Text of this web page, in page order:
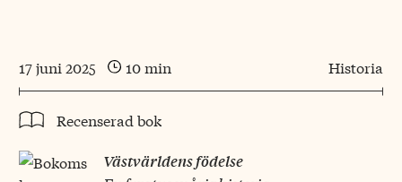
17 juni 2025 10 min Historia
Recenserad bok
Västvärldens födelse